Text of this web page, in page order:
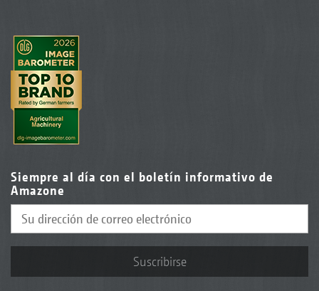
Siempre al día con el boletín informativo de
Amazone
Suscribirse